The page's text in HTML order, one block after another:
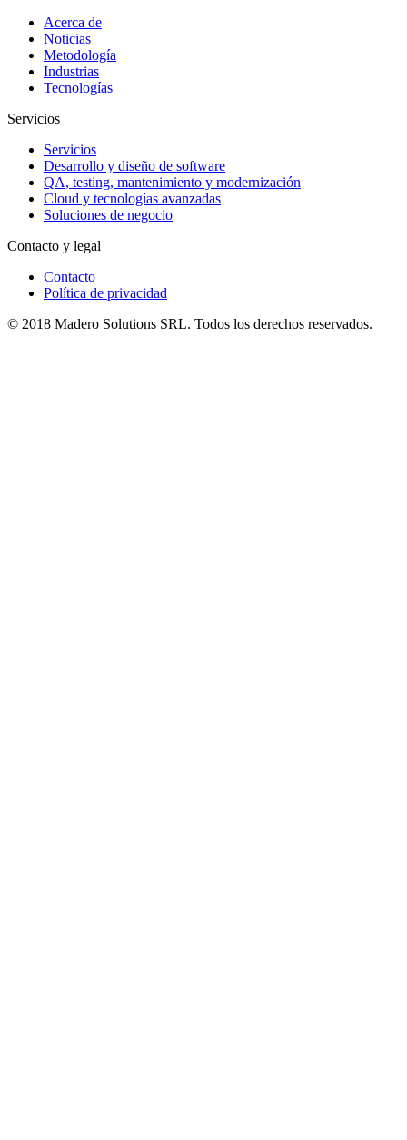
Acerca de
Noticias
Metodología
Industrias
Tecnologías
Servicios
Servicios
Desarrollo y diseño de software
QA, testing, mantenimiento y modernización
Cloud y tecnologías avanzadas
Soluciones de negocio
Contacto y legal
Contacto
Política de privacidad
© 2018 Madero Solutions SRL. Todos los derechos reservados.